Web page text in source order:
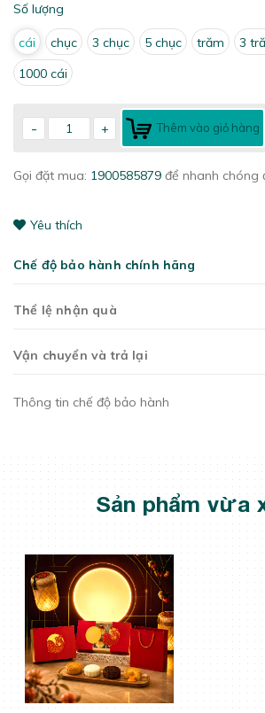
Số lượng
cái chục 3 chục 5 chục trăm 3
1000 cái
- + Thêm vào giỏ hàng
Gọi đặt mua: 1900585879 để nhanh chóng
Yêu thích
Chế độ bảo hành chính hãng
Thể lệ nhận quà
Vận chuyển và trả lại
Thông tin chế độ bảo hành
Sản phẩm vừa